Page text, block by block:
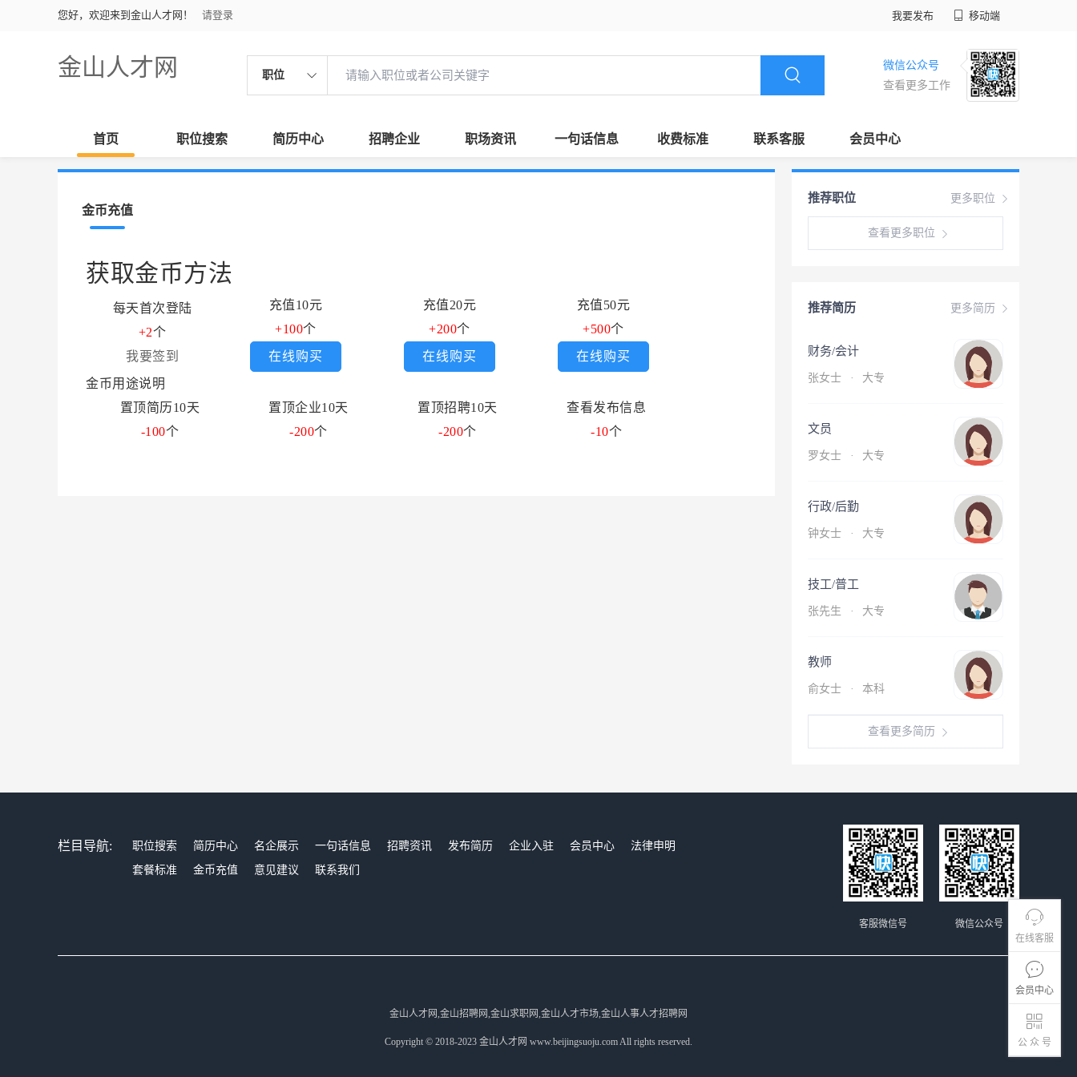
您好，欢迎来到金山人才网！ 请登录 我要发布 移动端
金山人才网 职位
微信公众号
查看更多工作
首页 职位搜索 简历中心 招聘企业 职场资讯 一句话信息 收费标准 联系客服 会员中心
在线客服
会员中心
公 众 号
金币充值
获取金币方法
每天首次登陆
+2个
我要签到
充值10元
+100个
在线购买
充值20元
+200个
在线购买
充值50元
+500个
在线购买
金币用途说明
置顶简历10天
置顶企业10天 置顶招聘10天
查看发布信息
-100个 -200个 -200个 -10个
更多职位
推荐职位
查看更多职位
更多简历
推荐简历
财务/会计
张女士 · 大专
文员
罗女士 · 大专
行政/后勤
钟女士 · 大专
技工/普工
张先生 · 大专
教师
俞女士 · 本科
查看更多简历
栏目导航: 职位搜索 简历中心 名企展示 一句话信息 招聘资讯 发布简历 企业入驻 会员中心
法律申明
套餐标准
金币充值 意见建议 联系我们
微信公众号
客服微信号
金山人才网,金山招聘网,金山求职网,金山人才市场,金山人事人才招聘网
Copyright © 2018-2023 金山人才网 www.beijingsuoju.com All rights reserved.